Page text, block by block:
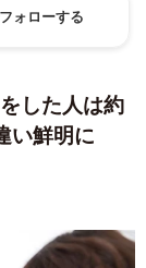
ォローする
した人は約
い鮮明に